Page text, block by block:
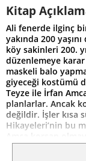
Kitap
Ali fenerde ilginç
yakında 200
köy sakinleri 200.
düzenlemeye
maskeli balo
giyeceği kostümü
Teyze ile İrfan
planlarlar. Ancak
değildir. İşler kısa
Hikayeleri’nin bu